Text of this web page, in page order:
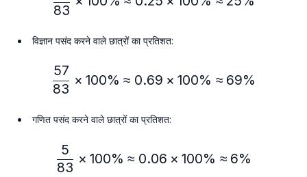
83
विज्ञान पसंद करने वाले छात्रों का प्रतिशत:
\frac{57}{83} × 100\% ≈
83
57
× 100% ≈ 0.69 × 100% ≈ 69%
गणित पसंद करने वाले छात्रों का प्रतिशत:
\frac{5}{83} × 100\% ≈
83
5
× 100% ≈ 0.06 × 100% ≈ 6%